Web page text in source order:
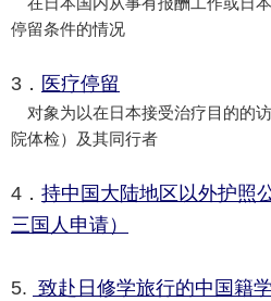
停留条件的情况
3． 医疗停留
对象为以在日本接受治疗目的的
院体检）及其同行者
4． 持中国大陆地区以外护照
三国人申请）
5. 致赴日修学旅行的中国籍